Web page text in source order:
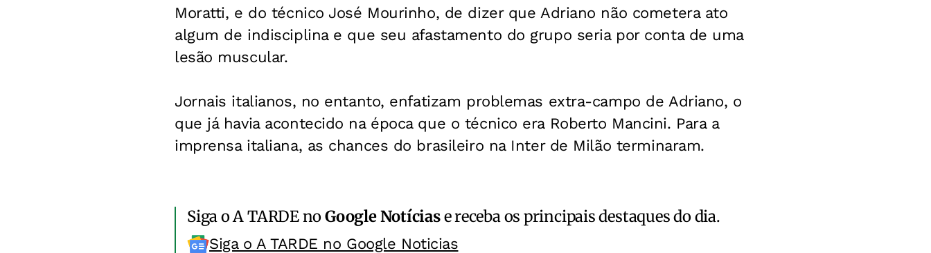
Moratti, e do técnico José Mourinho, de dizer que Adriano não cometera ato
algum de indisciplina e que seu afastamento do grupo seria por conta de uma
lesão muscular.
Jornais italianos, no entanto, enfatizam problemas extra-campo de Adriano, o
que já havia acontecido na época que o técnico era Roberto Mancini. Para a
imprensa italiana, as chances do brasileiro na Inter de Milão terminaram.
Siga o A TARDE noGoogle Notíciase receba os principais destaques do dia.
Siga o A TARDE no Google Noticias